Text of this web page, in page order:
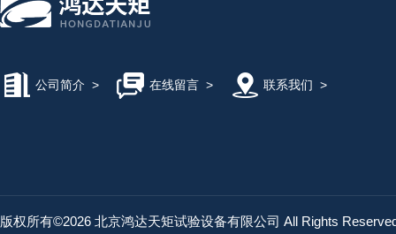
公司简介 > 在线留言> 联系我们 >
版权所有©2026 北京鸿达天矩试验设备有限公司 All Rights